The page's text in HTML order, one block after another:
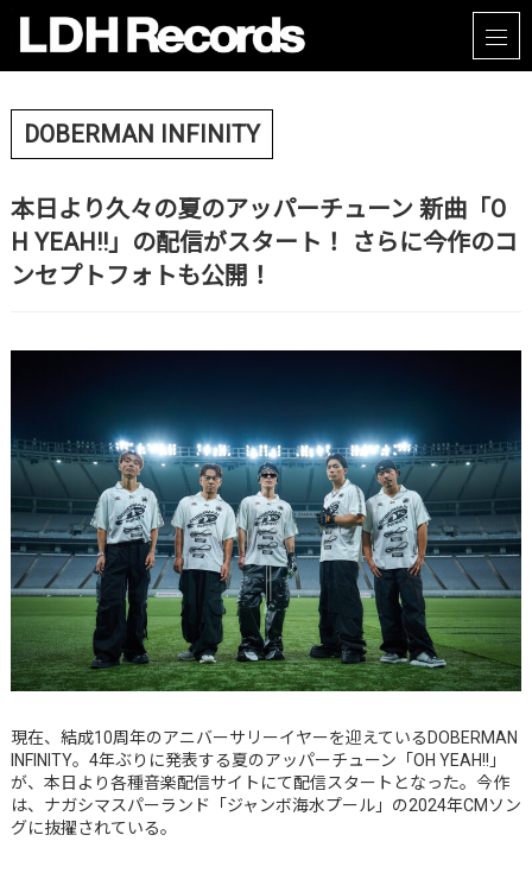
DOBERMAN INFINITY
本日より久々の夏のアッパーチューン 新曲「O
H YEAH!!」の配信がスタート！ さらに今作のコ
ンセプトフォトも公開！
現在、結成10周年のアニバーサリーイヤーを迎えているDOBERMAN
INFINITY。4年ぶりに発表する夏のアッパーチューン「OH YEAH!!」
が、本日より各種音楽配信サイトにて配信スタートとなった。今作
は、ナガシマスパーランド「ジャンボ海水プール」の2024年CMソン
グに抜擢されている。